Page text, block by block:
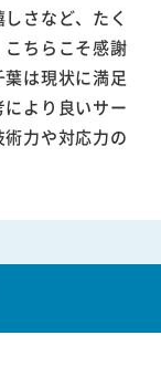
さなど、たく
ちらこそ感謝
は現状に満足
より良いサー
力や対応力の